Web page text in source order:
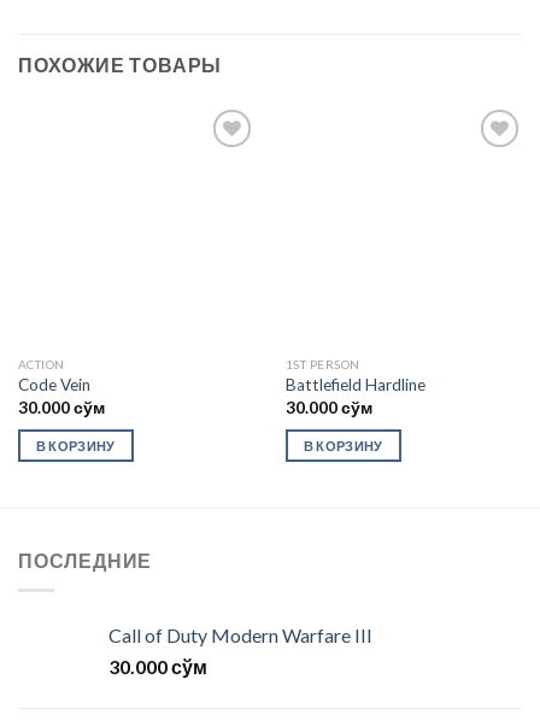
ПОХОЖИЕ ТОВАРЫ
ACTION
Code Vein
30.000сўм
В КОРЗИНУ
1ST PERSON
Battlefield Hardline
30.000сўм
В КОРЗИНУ
ПОСЛЕДНИЕ
Call of Duty Modern Warfare III
30.000сўм